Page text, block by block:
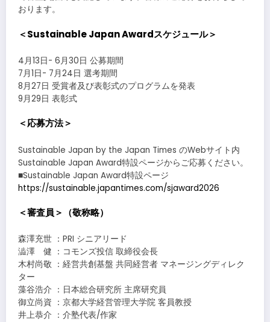
おります。
＜Sustainable Japan Awardスケジュール＞
4⽉13⽇- 6⽉30⽇ 公募期間
7⽉1⽇- 7⽉24⽇ 選考期間
8⽉27⽇ 受賞者及び表彰式のプログラムを発表
9⽉29⽇ 表彰式
＜応募⽅法＞
Sustainable Japan by the Japan Times のWebサイト内
Sustainable Japan Award特設ページからご応募ください。
■Sustainable Japan Award特設ページ
https://sustainable.japantimes.com/sjaward2026
＜審査員＞（敬称略）
森澤充世 ：PRI シニアリード
澁澤 健 ：コモンズ投信 取締役会⻑
⽊村尚敬 ：経営共創基盤 共同経営者 マネージングディレク
ター
藻⾕浩介 ：⽇本総合研究所 主席研究員
御⽴尚資 ：京都⼤学経営管理⼤学院 客員教授
井上恭介 ：介塾代表/作家